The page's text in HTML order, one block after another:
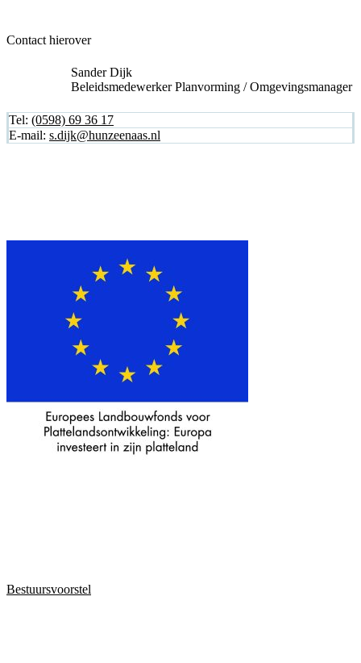
Contact hierover
Sander Dijk
Beleidsmedewerker Planvorming / Omgevingsmanager
Tel: (0598) 69 36 17
E-mail: s.dijk@hunzeenaas.nl
Bestuursvoorstel